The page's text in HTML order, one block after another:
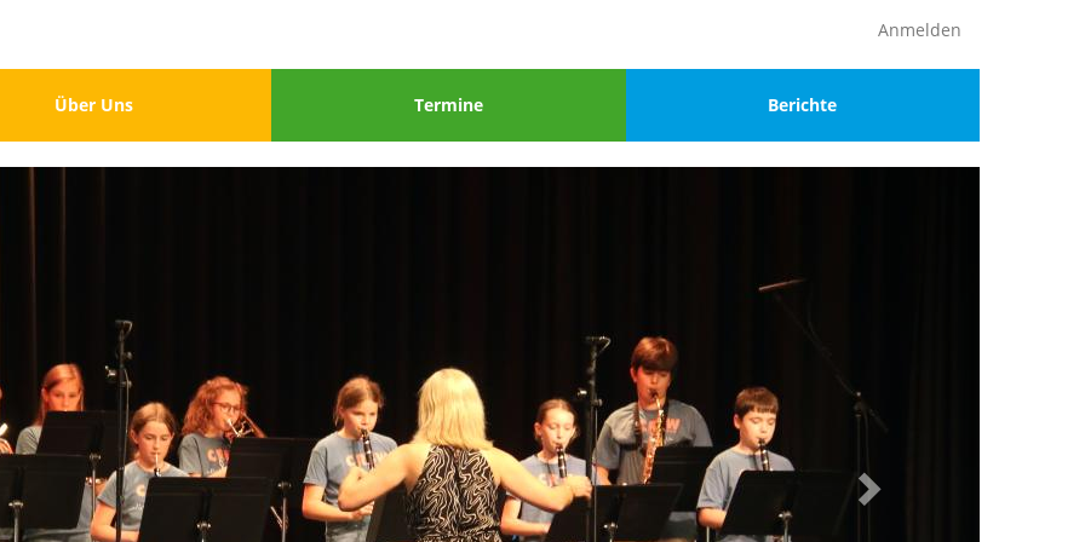
Anmelden
Über Uns
3
Termine
4
Berichte